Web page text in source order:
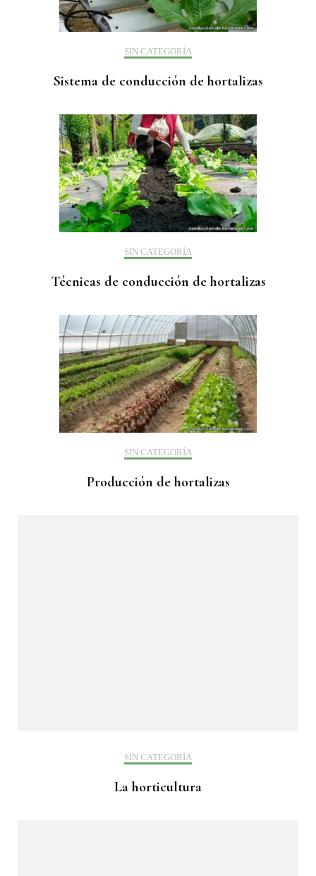
SIN CATEGORÍA
Sistema de conducción de hortalizas
SIN CATEGORÍA
Técnicas de conducción de hortalizas
SIN CATEGORÍA
Producción de hortalizas
SIN CATEGORÍA
La horticultura